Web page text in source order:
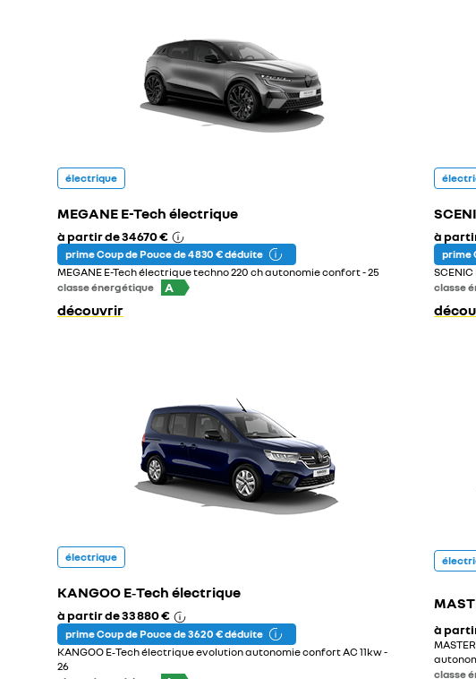
électrique
MEGANE E-Tech électrique
à partir de34 670 €
prime Coup de Pouce de 4 830 € déduite
MEGANE E-Tech électrique techno 220 ch autonomie confort - 25
classe énergétique
A
découvrir
à
prime
classe
électrique
KANGOO E‑Tech électrique
à partir de33 880 €
prime Coup de Pouce de 3 620 € déduite
KANGOO E‑Tech électrique evolution autonomie confort AC 11kw -
26
à
classe